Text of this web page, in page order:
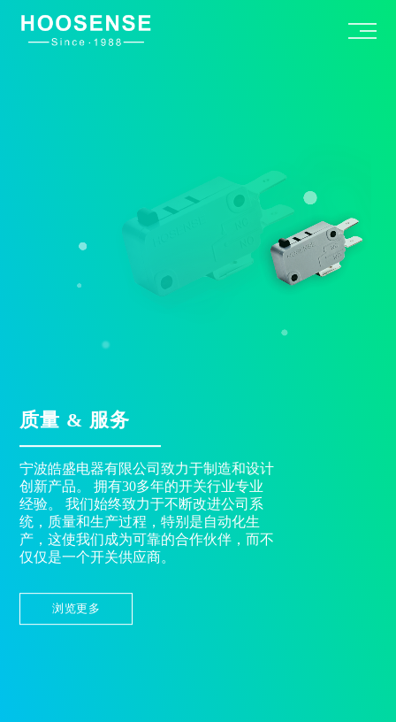
质量 & 服务
宁波皓盛电器有限公司致力于制造和设计
创新产品。 拥有30多年的开关行业专业
经验。 我们始终致力于不断改进公司系
统，质量和生产过程，特别是自动化生
产，这使我们成为可靠的合作伙伴，而不
仅仅是一个开关供应商。
浏览更多